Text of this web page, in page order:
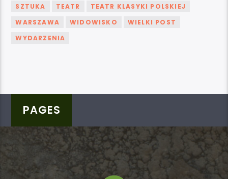
SZTUKA
TEATR
TEATR KLASYKI POLSKIEJ
WARSZAWA
WIDOWISKO
WIELKI POST
WYDARZENIA
PAGES